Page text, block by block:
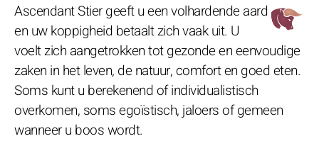
Ascendant Stier geeft u een volhardende aard
en uw koppigheid betaalt zich vaak uit. U
voelt zich aangetrokken tot gezonde en eenvoudige
zaken in het leven, de natuur, comfort en goed eten.
Soms kunt u berekenend of individualistisch
overkomen, soms egoïstisch, jaloers of gemeen
wanneer u boos wordt.